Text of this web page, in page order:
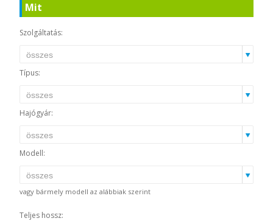
Mit
Szolgáltatás:
Típus:
Hajógyár:
Modell:
vagy bármely modell az alábbiak szerint
Teljes hossz: